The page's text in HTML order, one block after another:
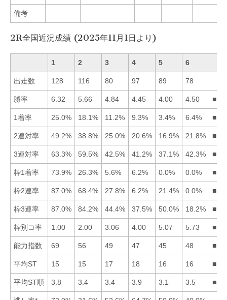
備考
2R全国近況成績 (2025年11月1日より)
1 2 3 4 5 6
出走数 128 116 80 97 89 78
勝率 6.32 5.66 4.84 4.45 4.00 4.50
1着率 25.0% 18.1% 11.2% 9.3% 3.4% 6.4%
2連対率 49.2% 38.8% 25.0% 20.6% 16.9% 21.8%
3連対率 63.3% 59.5% 42.5% 41.2% 37.1% 42.3%
枠1着率 73.9% 26.3% 5.6% 6.2% 0.0% 0.0%
枠2連率 87.0% 68.4% 27.8% 6.2% 21.4% 0.0%
枠3連率 87.0% 84.2% 44.4% 37.5% 50.0% 18.2%
枠別コ率 1.00 2.00 3.06 4.00 5.07 5.73
能力指数 69 56 49 47 45 48
平均ST 15 15 17 18 16 16
平均ST順 3.8 3.4 3.4 3.9 3.1 3.5